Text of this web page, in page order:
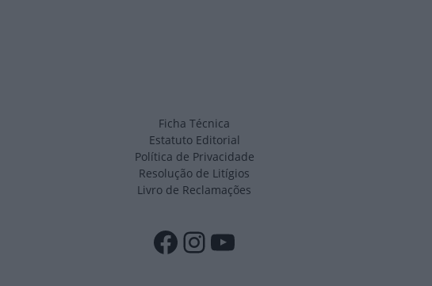
Ficha Técnica
Estatuto Editorial
Política de Privacidade
Resolução de Litígios
Livro de Reclamações
Facebook
Instagram
YouTube